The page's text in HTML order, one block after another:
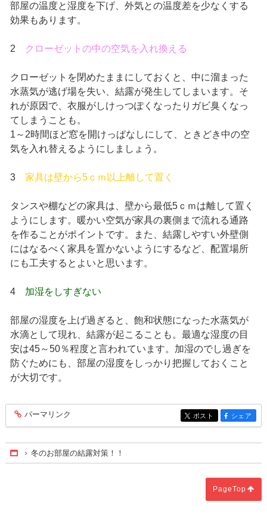
部屋の温度と湿度を下げ、外気との温度差を少なくする
効果もあります。
2 クローゼットの中の空気を入れ換える
クローゼットを閉めたままにしておくと、中に溜まった
水蒸気が逃げ場を失い、結露が発生してしまいます。そ
れが原因で、衣服がしけっつぽくなったりガビ臭くなっ
てしまうことも。
1～2時間ほど窓を開けっぱなしにして、ときどき中の空
気を入れ替えるようにしましょう。
3 家具は壁から5ｃｍ以上離して置く
タンスや棚などの家具は、壁から最低5ｃｍは離して置く
ようにします。暖かい空気が家具の裏側まで流れる通路
を作ることがポイントです。また、結露しやすい外壁側
にはなるべく家具を置かないようにするなど、配置場所
にも工夫するとよいと思います。
4 加湿をしすぎない
部屋の湿度を上げ過ぎると、飽和状態になった水蒸気が
水滴として現れ、結露が起こることも。最適な湿度の目
安は45～50％程度と言われています。加湿のでし過ぎを
防ぐためにも、部屋の湿度をしっかり把握しておくこと
が大切です。
entry181
パーマリンク entry181
ポスト entry181
シェア
Home
冬のお部屋の結露対策！！
PageTop